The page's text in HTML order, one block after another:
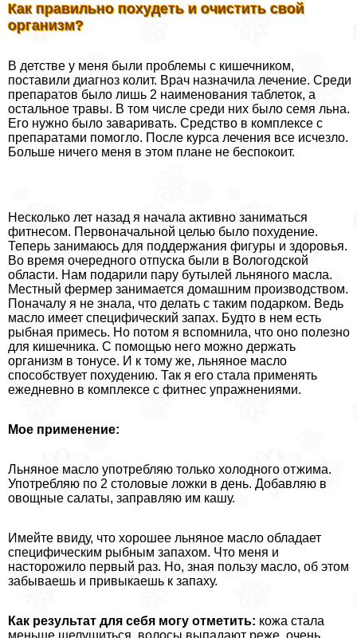
Как правильно похудеть и очистить свой
организм?
В детстве у меня были проблемы с кишечником,
поставили диагноз колит. Врач назначила лечение. Среди
препаратов было лишь 2 наименования таблеток, а
остальное травы. В том числе среди них было семя льна.
Его нужно было заваривать. Средство в комплексе с
препаратами помогло. После курса лечения все исчезло.
Больше ничего меня в этом плане не беспокоит.
Несколько лет назад я начала активно заниматься
фитнесом. Первоначальной целью было похудение.
Теперь занимаюсь для поддержания фигуры и здоровья.
Во время очередного отпуска были в Вологодской
области. Нам подарили пару бутылей льняного масла.
Местный фермер занимается домашним производством.
Поначалу я не знала, что делать с таким подарком. Ведь
масло имеет специфический запах. Будто в нем есть
рыбная примесь. Но потом я вспомнила, что оно полезно
для кишечника. С помощью него можно держать
организм в тонусе. И к тому же, льняное масло
способствует похудению. Так я его стала применять
ежедневно в комплексе с фитнес упражнениями.
Мое применение:
Льняное масло употрeбляю только холодного отжима.
Употрeбляю по 2 столовые ложки в день. Добавляю в
овощные салаты, заправляю им кашу.
Имейте ввиду, что хорошее льняное масло обладает
специфическим рыбным запахом. Что меня и
насторожило первый раз. Но, зная пользу масло, об этом
забываешь и привыкаешь к запаху.
Как результат для себя могу отметить: кожа стала